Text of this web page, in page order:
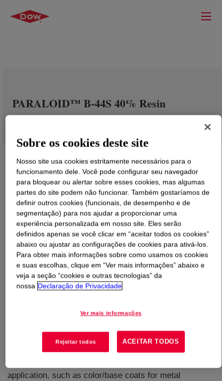
PARALOID™ B-44S 40% Resin
O que éPARALOID™ B-44S 40% Resin?
A thermoplastic solution resin supplied as a 40% solution
in toluene and is also available in a solid grade
(PARALOID™ B-44 Solid Grade Thermoplastic Acrylic
applications due to its balance of hardness, flexibility,
metals. This product is specified for PVDF coil coatings
and can be blended with other PARALOID™ resins to
application, such as color/base coats for metal
Sobre os cookies deste site
Nosso site usa cookies estritamente necessários para o
funcionamento dele. Você pode configurar seu navegador
para bloquear ou alertar sobre esses cookies, mas algumas
partes do site podem não funcionar. Também gostaríamos de
definir outros cookies (funcionais, de desempenho e de
segmentação) para nos ajudar a proporcionar uma
experiência personalizada em nosso site. Eles serão
definidos apenas se você clicar em “aceitar todos os cookies”
abaixo ou ajustar as configurações de cookies para ativá-los.
Para obter mais informações sobre como usamos os cookies
e suas escolhas, clique em “Ver mais informações” abaixo e
veja a seção “cookies e outras tecnologias” da
nossa Declaração de Privacidade
Ver mais informações
Rejeitar todos ACEITAR TODOS